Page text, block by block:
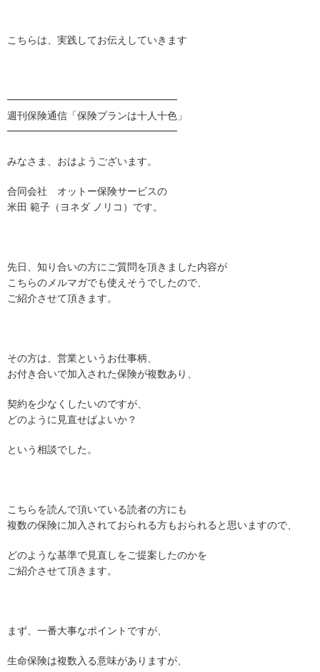
こちらは、実践してお伝えしていきます
━━━━━━━━━━━━━━━━━
週刊保険通信「保険プランは十人十色」
━━━━━━━━━━━━━━━━━
みなさま、おはようございます。
合同会社 オットー保険サービスの
米田 範子（ヨネダ ノリコ）です。
先日、知り合いの方にご質問を頂きました内容が
こちらのメルマガでも使えそうでしたので、
ご紹介させて頂きます。
その方は、営業というお仕事柄、
お付き合いで加入された保険が複数あり、
契約を少なくしたいのですが、
どのように見直せばよいか？
という相談でした。
こちらを読んで頂いている読者の方にも
複数の保険に加入されておられる方もおられると思いますので、
どのような基準で見直しをご提案したのかを
ご紹介させて頂きます。
まず、一番大事なポイントですが、
生命保険は複数入る意味がありますが、